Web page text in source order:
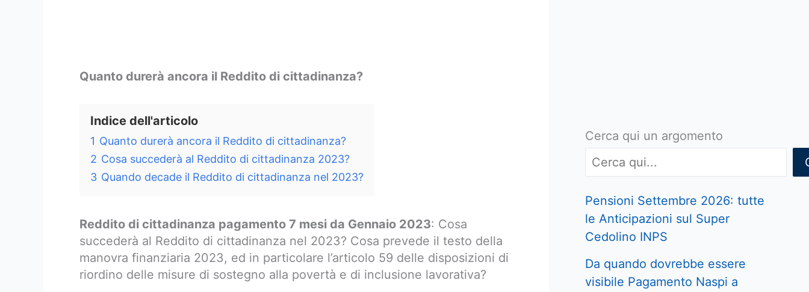
Quanto durerà ancora il Reddito di cittadinanza?
Indice dell'articolo
1 Quanto durerà ancora il Reddito di cittadinanza?
2 Cosa succederà al Reddito di cittadinanza 2023?
3 Quando decade il Reddito di cittadinanza nel 2023?
Reddito di cittadinanza pagamento 7 mesi da Gennaio 2023: Cosa
succederà al Reddito di cittadinanza nel 2023? Cosa prevede il testo della
manovra finanziaria 2023, ed in particolare l’articolo 59 delle disposizioni di
riordino delle misure di sostegno alla povertà e di inclusione lavorativa?
Cerca qui un argomento
Pensioni Settembre 2026: tutte
le Anticipazioni sul Super
Cedolino INPS
Da quando dovrebbe essere
visibile Pagamento Naspi a